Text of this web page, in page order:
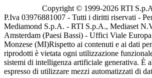
Copyright © 1999-2026 RTI
P.Iva 03976881007 - Tutti i diritti riservati -
Mediamond S.p.A. - RTI S.p.A., Mediaset
Amsterdam (Paesi Bassi) - Uffici Viale
Monzese (MI)Rispetto ai contenuti e ai dati
riprodotti è vietata ogni utilizzazione
sistemi di intelligenza artificiale generativa. È
espresso di utilizzare mezzi automatizzati di